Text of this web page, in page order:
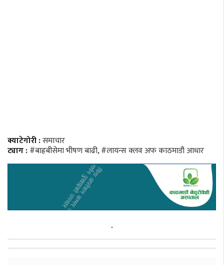
क्याटेगोरी :समाचार
ट्याग :#बाह्रबीसेमा भीषण बाढी,#लायन्स क्लव अफ काठमाडौ आधार